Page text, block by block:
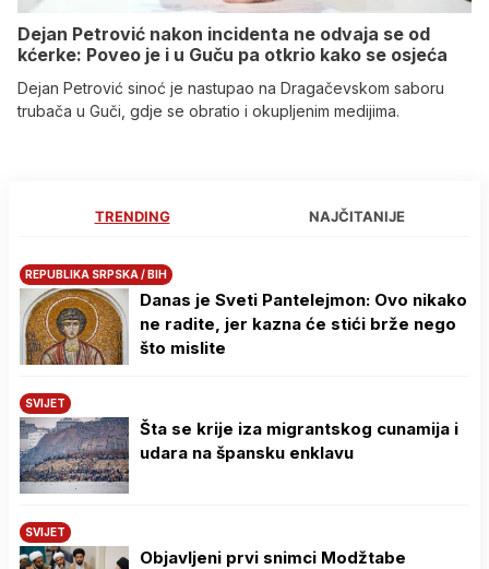
Dejan Petrović nakon incidenta ne odvaja se od
kćerke: Poveo je i u Guču pa otkrio kako se osjeća
Dejan Petrović sinoć je nastupao na Dragačevskom saboru
trubača u Guči, gdje se obratio i okupljenim medijima.
TRENDING NAJČITANIJE
REPUBLIKA SRPSKA / BIH
Danas je Sveti Pantelejmon: Ovo nikako
ne radite, jer kazna će stići brže nego
što mislite
SVIJET
Šta se krije iza migrantskog cunamija i
udara na špansku enklavu
SVIJET
Objavljeni prvi snimci Modžtabe